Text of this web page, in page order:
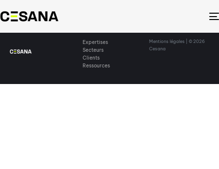
Expertises
Secteurs
Clients
Ressources
Mentions légales | © 2026
Cesana